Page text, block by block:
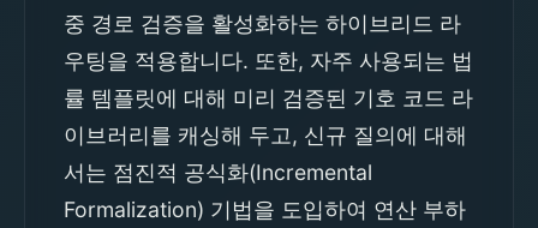
중 경로 검증을 활성화하는 하이브리드 라
우팅을 적용합니다. 또한, 자주 사용되는 법
률 템플릿에 대해 미리 검증된 기호 코드 라
이브러리를 캐싱해 두고, 신규 질의에 대해
서는 점진적 공식화(Incremental
Formalization) 기법을 도입하여 연산 부하